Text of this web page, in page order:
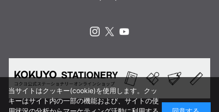
当サイトはクッキー(cookie)を使用します。クッ
キーはサイト内の一部の機能および、サイトの使